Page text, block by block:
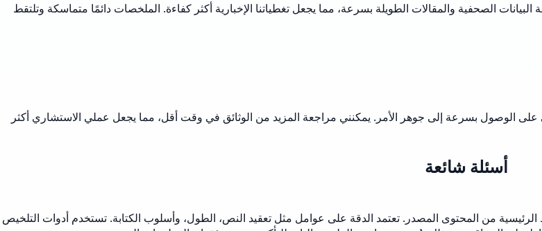
الصحفية والمقالات الطويلة بسرعة، مما يجعل تغطياتنا الإخبارية أكثر كفاءة. الملخصات دائمًا متماسكة وتلتقط
على الوصول بسرعة إلى جوهر الأمر. يمكنني مراجعة المزيد من الوثائق في وقت أقل، مما يجعل عملي الاستشاري أكثر
أسئلة شائعة
الاصطناعي عادةً إلى 85-95% في التقاط النقاط الرئيسية من المحتوى المصدر. تعتمد الدقة على عوامل مثل تعقيد النص، الطول، وأسلوب الكتابة. تستخدم أدوات التلخيص